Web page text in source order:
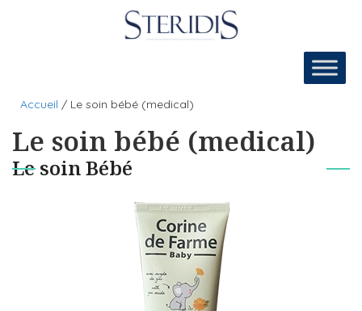
Accueil / Le soin bébé (medical)
Le soin bébé (medical)
Le soin Bébé